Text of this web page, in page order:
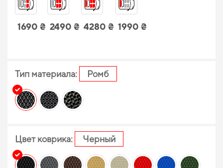
1690 ₴ 2490 ₴ 4280 ₴ 1990 ₴
Тип материала: Ромб
Цвет коврика: Черный